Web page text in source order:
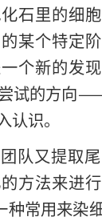
石里的细
某个特定
个新的发
试的方向
识。
队又提取
方法来进
常用来染